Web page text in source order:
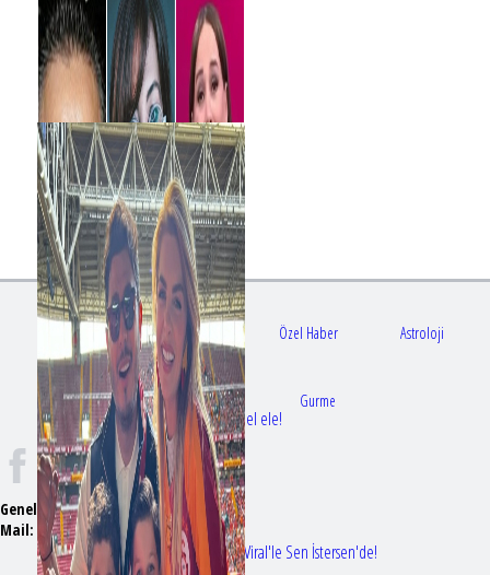
Bir dizi aşkı daha gerçek oldu: Sette el ele!
Erol Köse'nin mektupları ilk kez Nur Viral'le Sen İstersen'de!
Gündem Sağlık Özel Haber Astroloji
Doktorlar Gurme
Genel Yayın Yönetmeni:Seyhan Erdağ
Mail:
emizmagazin@gmail.com